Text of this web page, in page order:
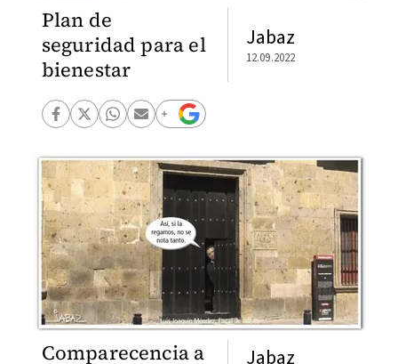
Plan de
seguridad para el
bienestar
Jabaz
12.09.2022
Comparecencia a
Jabaz